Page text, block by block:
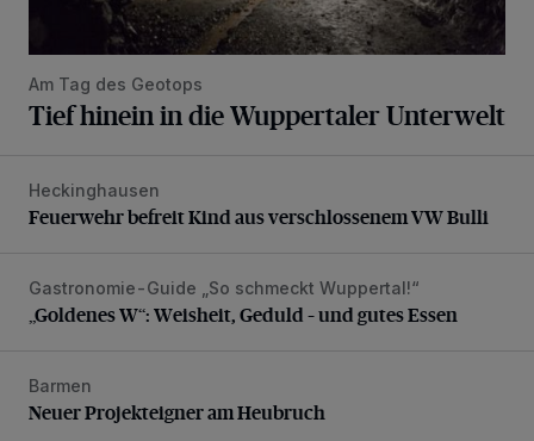
Am Tag des Geotops
Tief hinein in die Wuppertaler Unterwelt
Feuerwehr befreit Kind aus verschlossenem VW Bulli
Heckinghausen
Feuerwehr befreit Kind aus verschlossenem VW Bulli
„Goldenes W“: Weisheit, Geduld – und gutes Essen
Gastronomie-Guide „So schmeckt Wuppertal!“
„Goldenes W“: Weisheit, Geduld – und gutes Essen
Neuer Projekteigner am Heubruch
Barmen
Neuer Projekteigner am Heubruch